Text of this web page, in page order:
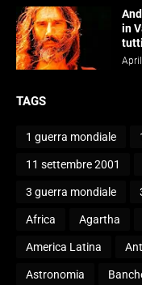
in
TAGS
1 guerra mondiale
11 settembre 2001
3 guerra mondiale
Africa Agartha
America Latina
Astronomia